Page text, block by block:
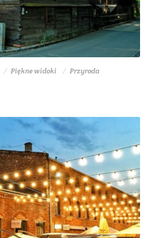
Piękne widoki Przyroda